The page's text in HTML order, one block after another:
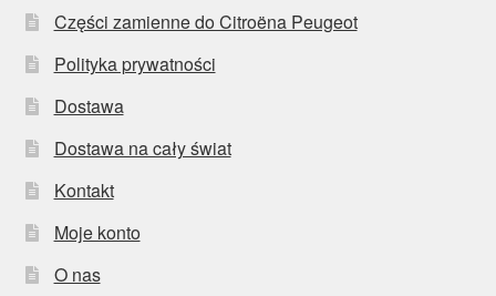
Części zamienne do Citroëna Peugeot
Polityka prywatności
Dostawa
Dostawa na cały świat
Kontakt
Moje konto
O nas